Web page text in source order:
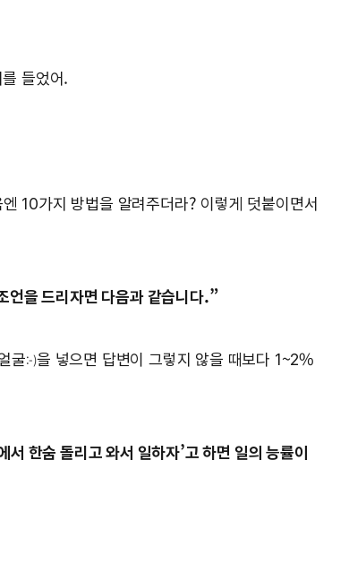
들었어.
10가지 방법을 알려주더라? 이렇게 덧붙이면서
언을 드리자면 다음과 같습니다.”
굴:-)을 넣으면 답변이 그렇지 않을 때보다 1~2%
한숨 돌리고 와서 일하자’고 하면 일의 능률이